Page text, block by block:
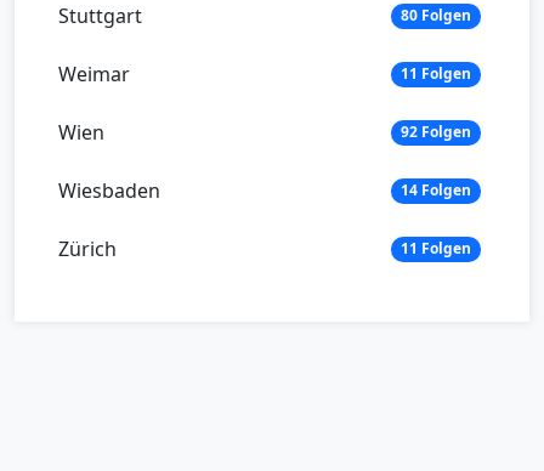
Stuttgart 80 Folgen
Weimar 11 Folgen
Wien 92 Folgen
Wiesbaden 14 Folgen
Zürich 11 Folgen